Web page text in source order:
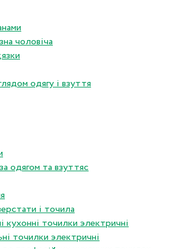
чоловіча
одягу і взуття
одягом та взуттяс
і точила
кухоннi точилки электричнi
точилки электричнi